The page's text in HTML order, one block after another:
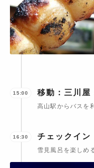
15:00 移動：三川屋
高山駅からバスを
16:30 チェックイン
雪見風呂を楽しめ